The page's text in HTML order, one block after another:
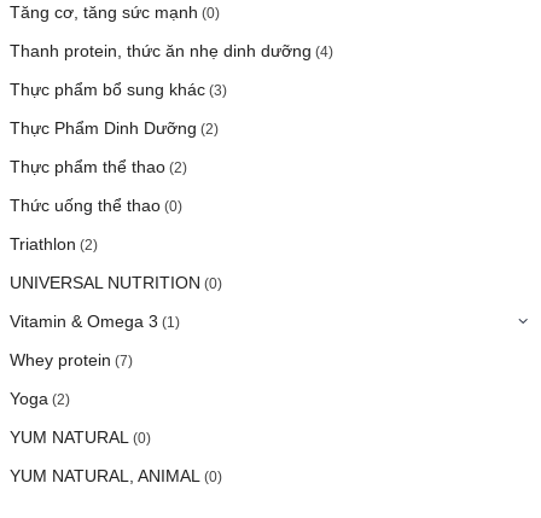
Tăng cơ, tăng sức mạnh (0)
Thanh protein, thức ăn nhẹ dinh dưỡng (4)
Thực phẩm bổ sung khác (3)
Thực Phẩm Dinh Dưỡng (2)
Thực phẩm thể thao (2)
Thức uống thể thao (0)
Triathlon (2)
UNIVERSAL NUTRITION (0)
Vitamin & Omega 3 (1)
Whey protein (7)
Yoga (2)
YUM NATURAL (0)
YUM NATURAL, ANIMAL (0)